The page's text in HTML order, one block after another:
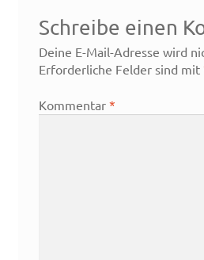
Schreibe einen
Deine E-Mail-Adresse wird
Erforderliche Felder sind mit
Kommentar *